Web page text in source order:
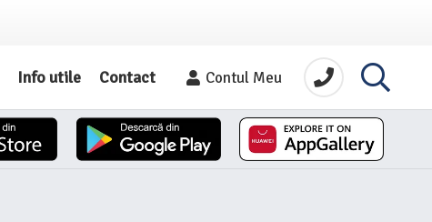
Info utile Contact Contul Meu